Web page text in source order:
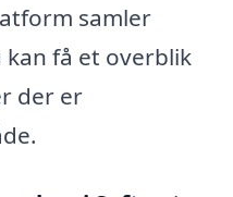
samler
få et overblik
der er